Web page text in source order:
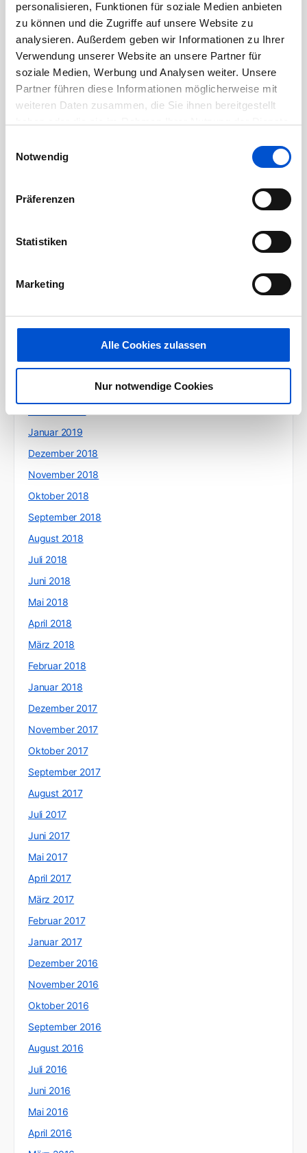
personalisieren, Funktionen für soziale Medien anbieten
zu können und die Zugriffe auf unsere Website zu
analysieren. Außerdem geben wir Informationen zu Ihrer
Verwendung unserer Website an unsere Partner für
soziale Medien, Werbung und Analysen weiter. Unsere
Partner führen diese Informationen möglicherweise mit
weiteren Daten zusammen, die Sie ihnen bereitgestellt
Notwendig
Präferenzen
Statistiken
Marketing
Alle Cookies zulassen
Nur notwendige Cookies
September 2020
August 2020
Juli 2020
Juni 2020
Mai 2020
Februar 2020
Dezember 2019
Oktober 2019
August 2019
Juni 2019
April 2019
Januar 2019
Dezember 2018
November 2018
Oktober 2018
September 2018
August 2018
Juli 2018
Juni 2018
Mai 2018
April 2018
März 2018
Februar 2018
Januar 2018
Dezember 2017
November 2017
Oktober 2017
September 2017
August 2017
Juli 2017
Juni 2017
Mai 2017
April 2017
März 2017
Februar 2017
Januar 2017
Dezember 2016
November 2016
Oktober 2016
September 2016
August 2016
Juli 2016
Juni 2016
Mai 2016
April 2016